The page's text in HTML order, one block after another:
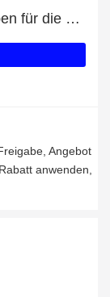
Sparen Sie Geld bei Mittel zum Leben für die Freigabe
Angebot
anwenden,